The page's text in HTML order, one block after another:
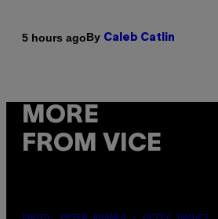
5 hours agoBy Caleb Catlin
MORE
FROM VICE